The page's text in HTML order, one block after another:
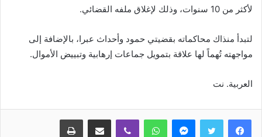
لأكثر من 10 سنوات، وذلك لإغلاق ملفه القضائي.
لتبدأ منذاك محاكماته بقضيتي حمود وأحداث عبرا، بالإضافة إلى
مواجهته تُهماً لها علاقة بتمويل جماعات إرهابية وتبييض الأموال.
العربية. نت
ماسنجر واتساب ڤايبر مشاركة عبر البريد طباعة